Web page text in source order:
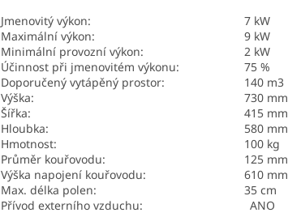
Jmenovitý výkon:
7 kW
Maximální výkon:
9 kW
Minimální provozní výkon:
2 kW
Účinnost při jmenovitém výkonu:
75 %
Doporučený vytápěný prostor:
140 m3
Výška:
730 mm
Šířka:
415 mm
Hloubka:
580 mm
Hmotnost:
100 kg
Průměr kouřovodu:
125 mm
Výška napojení kouřovodu:
610 mm
Max. délka polen:
35 cm
Přívod externího vzduchu: ANO